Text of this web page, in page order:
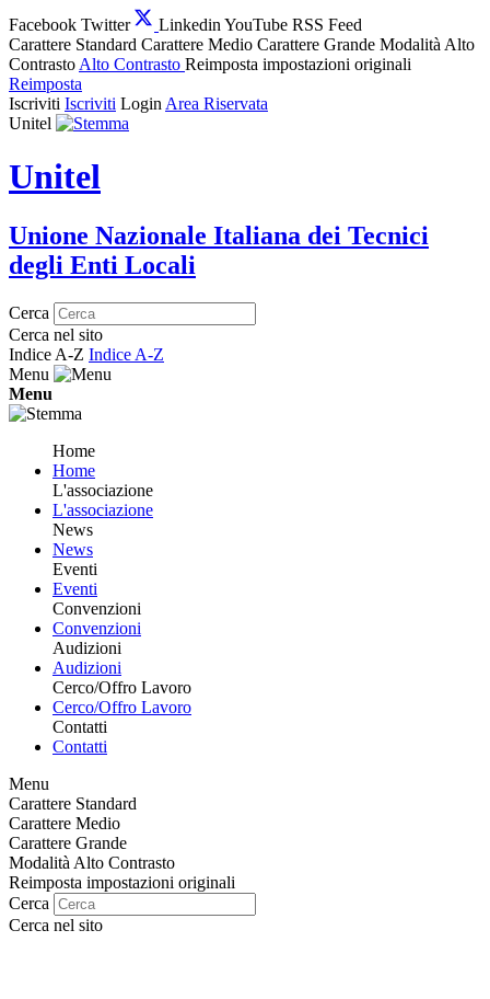
Facebook Twitter Linkedin YouTube RSS Feed
Carattere Standard Carattere Medio Carattere Grande Modalità Alto
Contrasto Alto Contrasto Reimposta impostazioni originali
Reimposta
Iscriviti Iscriviti Login Area Riservata
Unitel
Unitel
Unione Nazionale Italiana dei Tecnici
degli Enti Locali
Cerca
Cerca nel sito
Indice A-Z Indice A-Z
Menu
Menu
Home
Home
L'associazione
L'associazione
News
News
Eventi
Eventi
Convenzioni
Convenzioni
Audizioni
Audizioni
Cerco/Offro Lavoro
Cerco/Offro Lavoro
Contatti
Contatti
Menu
Carattere Standard
Carattere Medio
Carattere Grande
Modalità Alto Contrasto
Reimposta impostazioni originali
Cerca
Cerca nel sito